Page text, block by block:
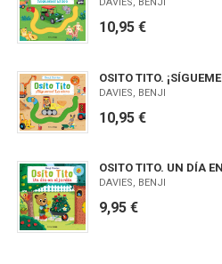
DAVIES, BENJI
10,95 €
OSITO TITO.
DAVIES, BENJI
10,95 €
OSITO TITO. UN DÍA
DAVIES, BENJI
9,95 €